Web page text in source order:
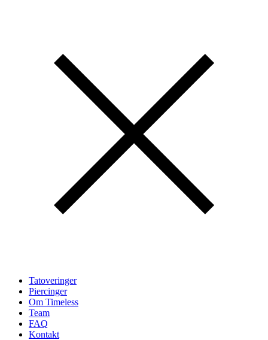
Tatoveringer
Piercinger
Om Timeless
Team
FAQ
Kontakt